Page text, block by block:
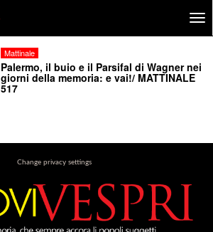
Mattinale
Palermo, il buio e il Parsifal di Wagner nei
giorni della memoria: e vai!/ MATTINALE
517
Change privacy settings